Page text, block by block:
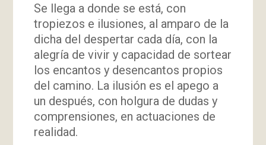
Se llega a donde se está, con
tropiezos e ilusiones, al amparo de la
dicha del despertar cada día, con la
alegría de vivir y capacidad de sortear
los encantos y desencantos propios
del camino. La ilusión es el apego a
un después, con holgura de dudas y
comprensiones, en actuaciones de
realidad.